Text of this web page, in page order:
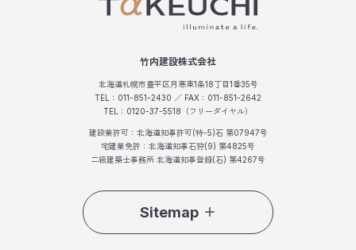
竹内建設株式会社
北海道札幌市豊平区月寒東1条18丁目1番35号
TEL：011-851-2430 ／ FAX：011-851-2642
TEL：0120-37-5518（フリーダイヤル）
建設業許可：北海道知事許可(特-5)石 第07947号
宅建業免許：北海道知事石狩(9) 第4825号
二級建築士事務所 北海道知事登録(石) 第4267号
Sitemap